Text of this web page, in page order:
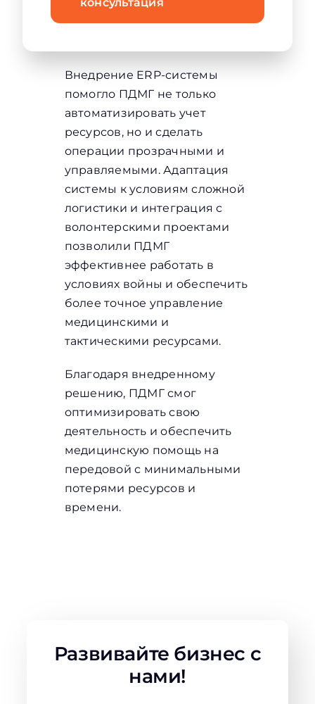
Внедрение ERP-системы
помогло ПДМГ не только
автоматизировать учет
ресурсов, но и сделать
операции прозрачными и
управляемыми. Адаптация
системы к условиям сложной
логистики и интеграция с
волонтерскими проектами
позволили ПДМГ
эффективнее работать в
условиях войны и обеспечить
более точное управление
медицинскими и
тактическими ресурсами.
Благодаря внедренному
решению, ПДМГ смог
оптимизировать свою
деятельность и обеспечить
медицинскую помощь на
передовой с минимальными
потерями ресурсов и
времени.
Развивайте бизнес с
нами!